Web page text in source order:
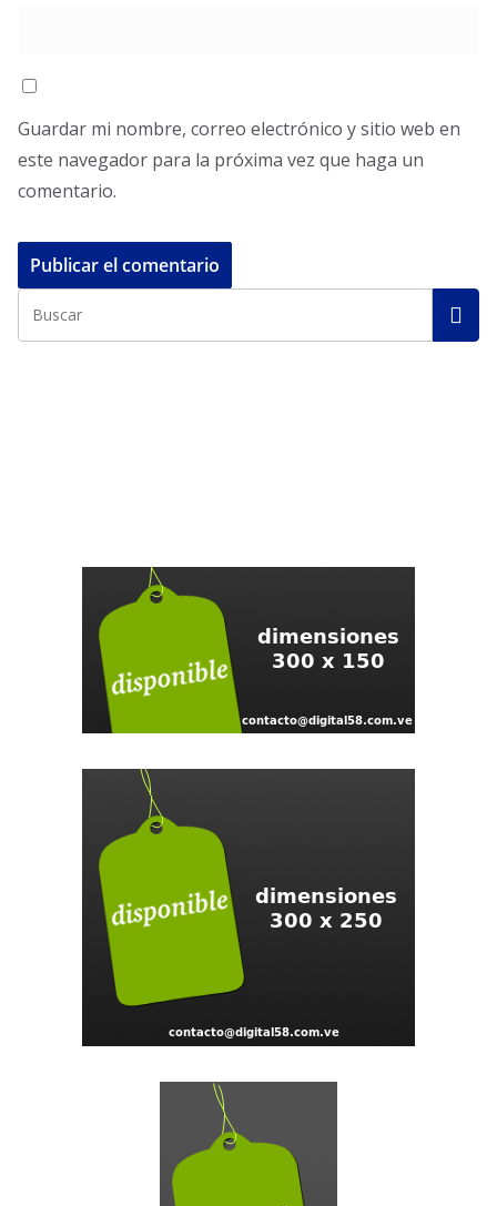
Guardar mi nombre, correo electrónico y sitio web en
este navegador para la próxima vez que haga un
comentario.